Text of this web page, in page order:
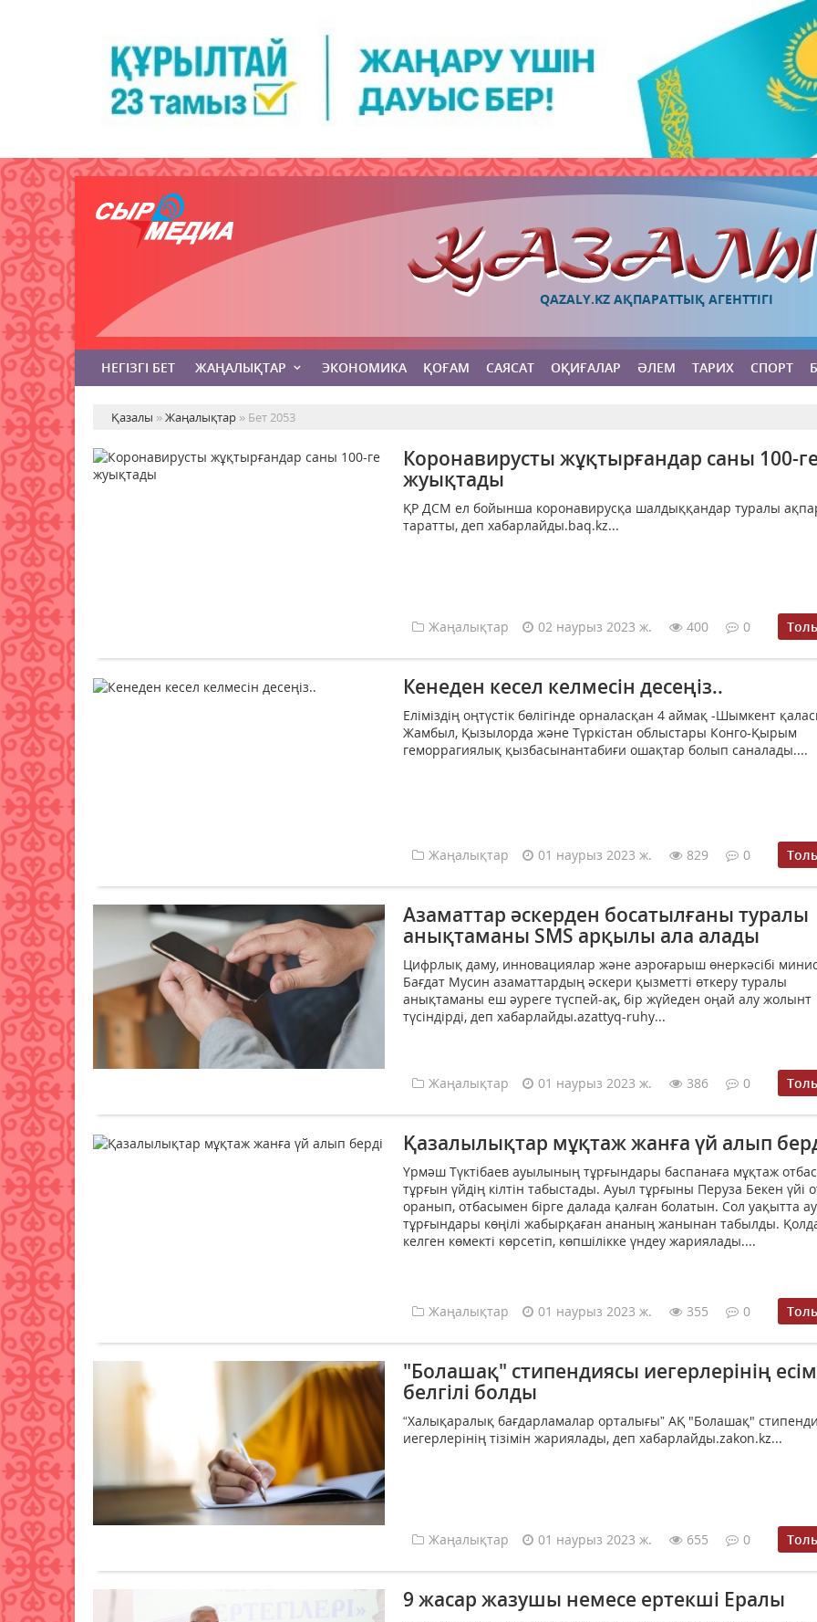
QAZALY.KZ АҚПАРАТТЫҚ АГЕНТТІГІ
НЕГІЗГІ БЕТ ЖАҢАЛЫҚТАР ЭКОНОМИКА ҚОҒАМ САЯСАТ ОҚИҒАЛАР ӘЛЕМ ТАРИХ СПОРТ
Қазалы »Жаңалықтар » Бет 2053
Коронавирусты жұқтырғандар саны 100-ге
жуықтады
ҚР ДСМ ел бойынша коронавирусқа шалдыққандар туралы
таратты, деп хабарлайды.baq.kz...
Жаңалықтар 02 наурыз 2023 ж. 400 0
Кенеден кесел келмесін десеңіз..
Еліміздің оңтүстік бөлігінде орналасқан 4 аймақ -Шымкент
Жамбыл, Қызылорда және Түркістан облыстары Конго-Қырым
геморрагиялық қызбасынантабиғи ошақтар болып саналады....
Жаңалықтар 01 наурыз 2023 ж. 829 0
Азаматтар әскерден босатылғаны туралы
анықтаманы ЅМЅ арқылы ала алады
Цифрлық даму, инновациялар және аэроғарыш өнеркәсібі
Бағдат Мусин азаматтардың әскери қызметті өткеру туралы
анықтаманы еш әуреге түспей-ақ, бір жүйеден оңай алу жолынт
түсіндірді, деп хабарлайды.azattyq-ruhy...
Жаңалықтар 01 наурыз 2023 ж. 386 0
Қазалылықтар мұқтаж жанға үй алып
Үрмәш Түктібаев ауылының тұрғындары баспанаға мұқтаж
тұрғын үйдің кілтін табыстады. Ауыл тұрғыны Перуза Бекен үйі
оранып, отбасымен бірге далада қалған болатын. Сол уақытта
тұрғындары көңілі жабырқаған ананың жанынан табылды.
келген көмекті көрсетіп, көпшілікке үндеу жариялады....
Жаңалықтар 01 наурыз 2023 ж. 355 0
"Болашақ" стипендиясы иегерлерінің
белгілі болды
“Халықаралық бағдарламалар орталығы” АҚ "Болашақ"
иегерлерінің тізімін жариялады, деп хабарлайды.zakon.kz...
Жаңалықтар 01 наурыз 2023 ж. 655 0
9 жасар жазушы немесе ертекші Ералы